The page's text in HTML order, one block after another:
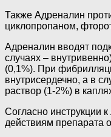
Также Адреналин
циклопропаном,
Адреналин вводят
случаях –
(0,1%). При
внутрисердечно, а в
раствор (1-2%) в
Согласно инструкции
действиям препарата